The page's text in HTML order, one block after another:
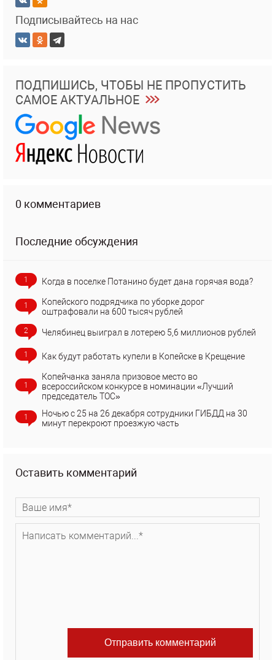
Подписывайтесь на нас
ПОДПИШИСЬ, ЧТОБЫ НЕ ПРОПУСТИТЬ
САМОЕ АКТУАЛЬНОЕ
0 комментариев
Последние обсуждения
1 Когда в поселке Потанино будет дана горячая вода?
1
Копейского подрядчика по уборке дорог
оштрафовали на 600 тысяч рублей
2 Челябинец выиграл в лотерею 5,6 миллионов рублей
1 Как будут работать купели в Копейске в Крещение
1
Копейчанка заняла призовое место во
всероссийском конкурсе в номинации «Лучший
председатель ТОС»
1
Ночью с 25 на 26 декабря сотрудники ГИБДД на 30
минут перекроют проезжую часть
Оставить комментарий